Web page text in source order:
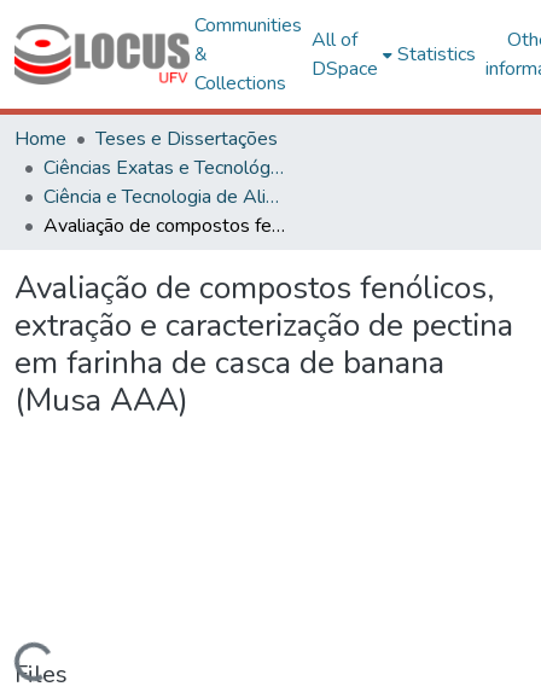
Communities
&
Collections
All of
DSpace
Statistics
Home
Teses e Dissertações
Ciências Exatas e Tecnológicas
Ciência e Tecnologia de Alimentos
Avaliação de compostos fenólicos, extração e caracterização de pectina em farinha de casca de banana (Musa AAA)
Avaliação de compostos fenólicos,
extração e caracterização de pectina
em farinha de casca de banana
(Musa AAA)
Files